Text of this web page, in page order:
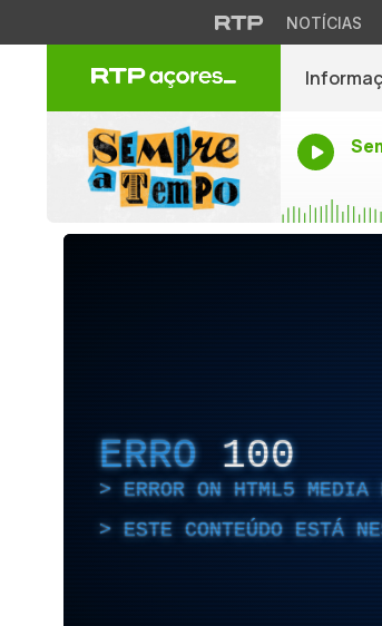
NOTÍCIAS
ERRO 100
ERROR ON HTML5 MEDIA
ESTE CONTEÚDO ESTÁ